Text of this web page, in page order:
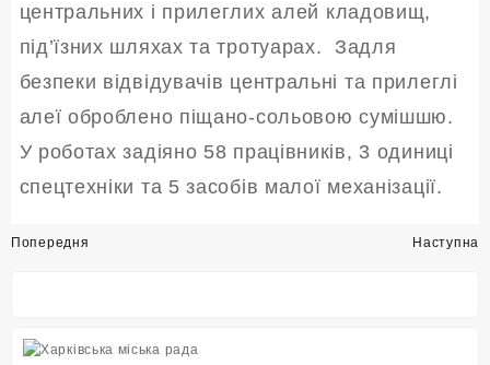
центральних і прилеглих алей кладовищ,
під’їзних шляхах та тротуарах. Задля
безпеки відвідувачів центральні та прилеглі
алеї оброблено піщано-сольовою сумішшю.
У роботах задіяно 58 працівників, 3 одиниці
спецтехніки та 5 засобів малої механізації.
Навігація
Попередня Наступна